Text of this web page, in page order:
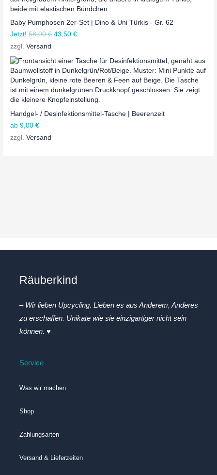
Baby Pumphosen 2er-Set | Dino & Uni Türkis - Gr. 62
Jetzt! 58,00€ 43,50€
zzgl.Versand
Handgel- / Desinfektionsmittel-Tasche | Beerenzeit
ab 9,00€
zzgl.Versand
Räuberkind
– Wir lieben Upcycling. Lieben es aus Anderem, Anderes
zu erschaffen. Unikate wie sie einzigartiger nicht sein
können. ♥
Service
Was wir machen
Shop
Zahlungsarten
Versand & Lieferzeiten